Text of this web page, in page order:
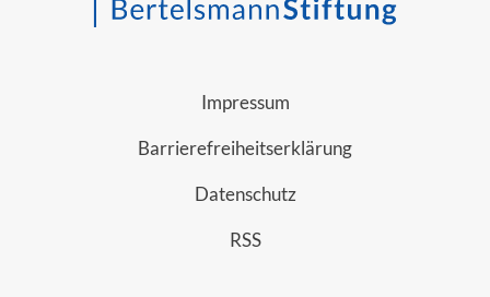
Impressum
Barrierefreiheitserklärung
Datenschutz
RSS